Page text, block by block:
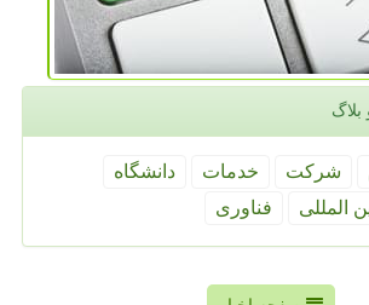
شركت خدمات
دانشگاه
المللی فناوری